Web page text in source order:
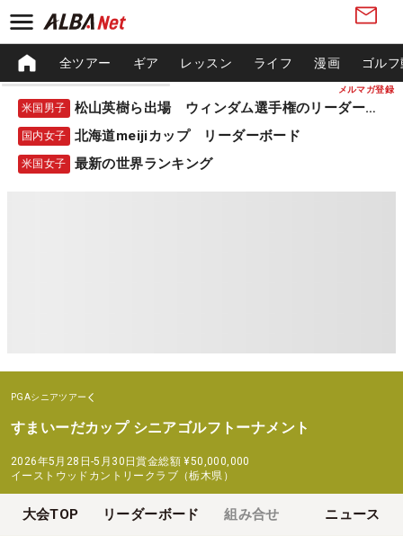
メルマガ登録
全ツアー ギア レッスン ライフ 漫画 ゴル
米国男子 松山英樹ら出場 ウィンダム選手権のリーダーボード
国内女子 北海道meijiカップ リーダーボード
米国女子 最新の世界ランキング
PGAシニアツアー
すまいーだカップ シニアゴルフトーナメント
2026年5月28日-5月30日賞金総額 ¥50,000,000
イーストウッドカントリークラブ（栃木県）
大会TOP リーダーボード 組み合せ ニュース